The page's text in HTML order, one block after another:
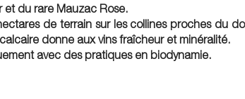
du rare Mauzac Rose.
de terrain sur les collines proches du
donne aux vins fraîcheur et minéralité.
avec des pratiques en biodynamie.